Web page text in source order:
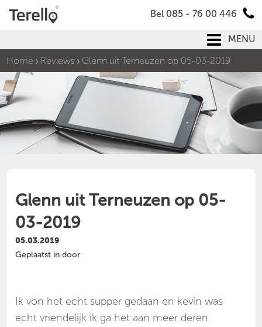
Bel 085 - 76 00 446
MENU
Home
Reviews Glenn uit Terneuzen op 05-03-2019
Glenn uit Terneuzen op 05-
03-2019
05.03.2019
Geplaatst in door
Ik von het echt supper gedaan en kevin was
echt vriendelijk ik ga het aan meer deren